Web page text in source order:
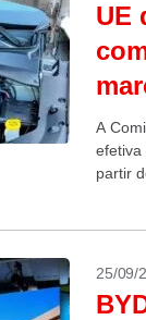
UE
A
efetiva
partir
25/09/